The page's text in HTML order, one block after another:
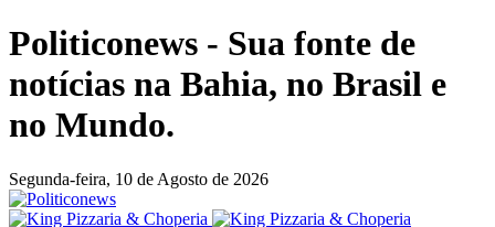
Politiconews - Sua fonte de
notícias na Bahia, no Brasil e
no Mundo.
Segunda-feira, 10 de Agosto de 2026